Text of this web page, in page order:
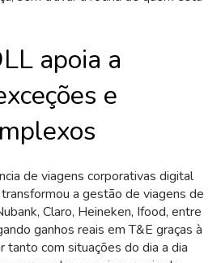
apoia a
e
de viagens corporativas digital
a gestão de viagens de
Claro, Heineken, Ifood, entre
ganhos reais em T&E graças à
tanto com situações do dia a dia